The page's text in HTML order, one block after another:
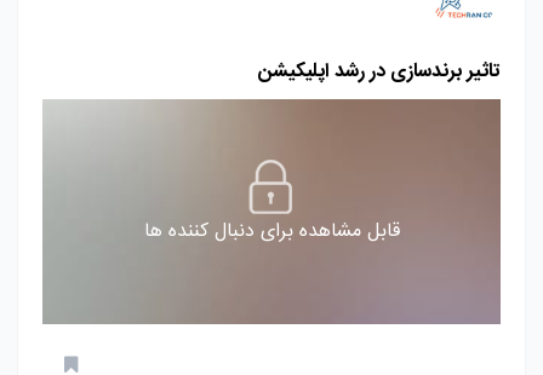
تاثیر برندسازی در رشد اپلیکیشن
قابل مشاهده برای دنبال کننده ها